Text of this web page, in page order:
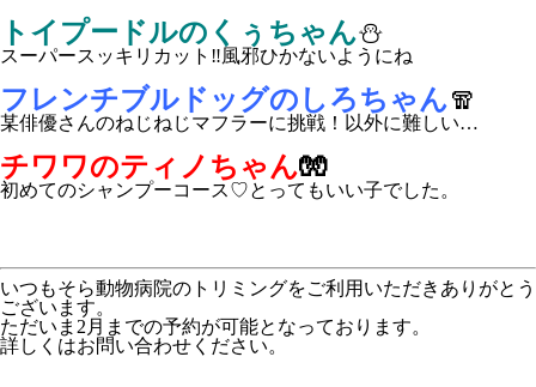
トイプードルのくぅちゃん⛄
スーパースッキリカット‼風邪ひかないようにね
フレンチブルドッグのしろちゃん🧣
某俳優さんのねじねじマフラーに挑戦！以外に難しい…
チワワのティノちゃん🧤
初めてのシャンプーコース♡とってもいい子でした。
いつもそら動物病院のトリミングをご利用いただきありがとう
ございます。
ただいま2月までの予約が可能となっております。
詳しくはお問い合わせください。